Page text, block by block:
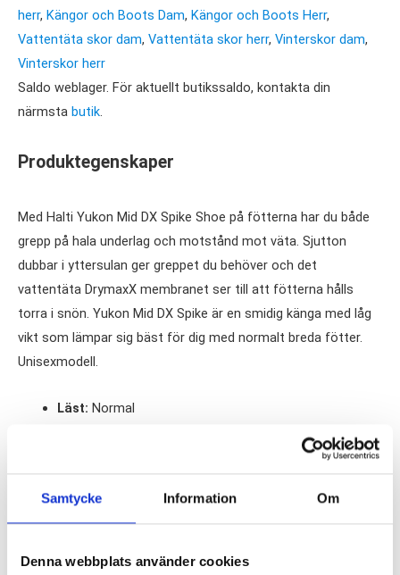
Samtycke Information Om
Denna webbplats använder cookies
herr, Kängor och Boots Dam, Kängor och Boots Herr,
Vattentäta skor dam, Vattentäta skor herr, Vinterskor dam,
Vinterskor herr
Saldo weblager. För aktuellt butikssaldo, kontakta din
närmsta butik.
Produktegenskaper
Med Halti Yukon Mid DX Spike Shoe på fötterna har du både
grepp på hala underlag och motstånd mot väta. Sjutton
dubbar i yttersulan ger greppet du behöver och det
vattentäta DrymaxX membranet ser till att fötterna hålls
torra i snön. Yukon Mid DX Spike är en smidig känga med låg
vikt som lämpar sig bäst för dig med normalt breda fötter.
Unisexmodell.
Läst: Normal
Butiker: Stockholm Odengatan,Stockholm Hornstull,
Stockholm Sickla
Stockholm Storgatan Uppsala
Örnsköldsvik,Östersund